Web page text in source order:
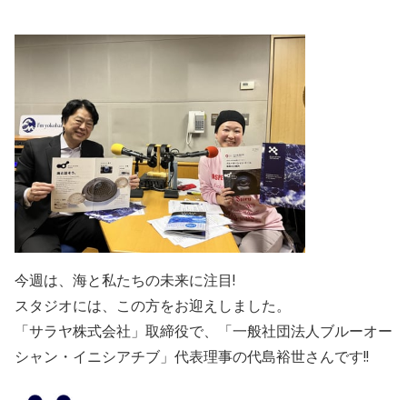
今週は、海と私たちの未来に注目!
スタジオには、この方をお迎えしました。
「サラヤ株式会社」取締役で、「一般社団法人ブルーオー
シャン・イニシアチブ」代表理事の代島裕世さんです!!